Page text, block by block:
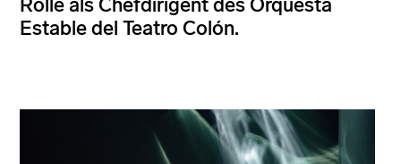
Rolle als Chefdirigent des Orquesta
Estable del Teatro Colón.